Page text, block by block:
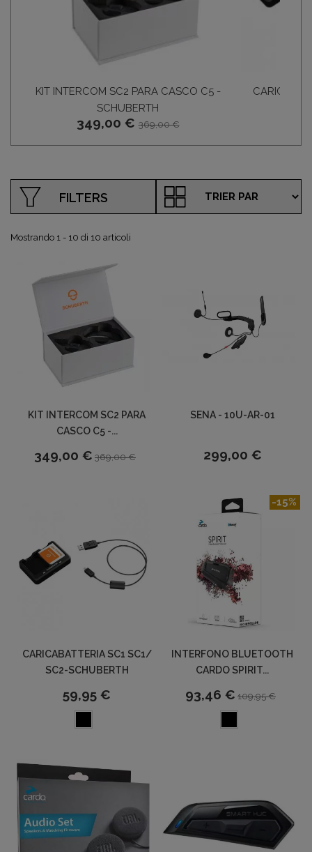
KIT INTERCOM SC2 PARA CASCO C5 -
SCHUBERTH
349,00 €369,00 €
FILTERS
Mostrando 1 - 10 di 10 articoli
KIT INTERCOM SC2 PARA
CASCO C5 -...
349,00 € 369,00 €
SENA - 10U-AR-01
299,00 €
CARICABATTERIA SC1 SC1/
SC2-SCHUBERTH
59,95 €
INTERFONO BLUETOOTH
CARDO SPIRIT...
93,46 € 109,95 €
-15%